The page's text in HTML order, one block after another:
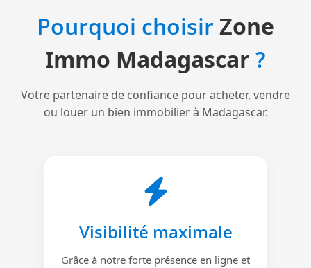
Pourquoi choisirZone
Immo Madagascar ?
Votre partenaire de confiance pour acheter, vendre
ou louer un bien immobilier à Madagascar.
Visibilité maximale
Grâce à notre forte présence en ligne et